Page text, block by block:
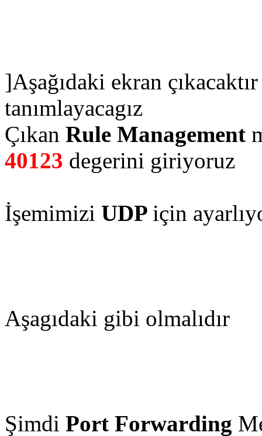
]Aşağıdaki ekran
tanımlayacagız
Çıkan Rule Management
40123 degerini giriyoruz
İşemimizi UDP için
Aşagıdaki gibi olmalıdır
Şimdi Port Forwarding